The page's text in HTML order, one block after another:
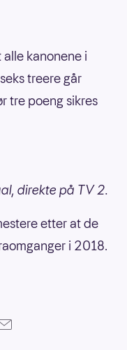
kanonene i
treere går
tre poeng sikres
direkte på TV 2.
etter at de
i 2018.